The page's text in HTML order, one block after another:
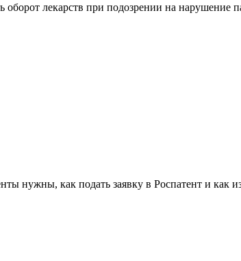
лекарств при подозрении на нарушение
нужны, как подать заявку в Роспатент и как